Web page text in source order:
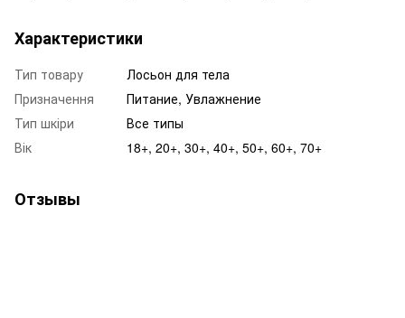
Характеристики
Тип товару
Лосьон для тела
Призначення
Питание, Увлажнение
Тип шкіри
Все типы
Вік
18+, 20+, 30+, 40+, 50+, 60+, 70+
Отзывы